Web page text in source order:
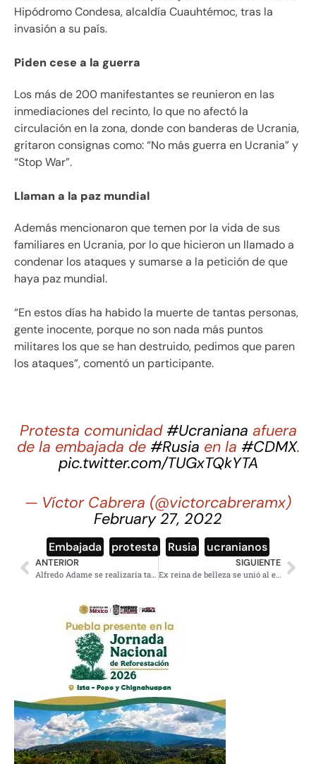
Hipódromo Condesa, alcaldía Cuauhtémoc, tras la
invasión a su país.
Piden cese a la guerra
Los más de 200 manifestantes se reunieron en las
inmediaciones del recinto, lo que no afectó la
circulación en la zona, donde con banderas de Ucrania,
gritaron consignas como: “No más guerra en Ucrania” y
“Stop War”.
Llaman a la paz mundial
Además mencionaron que temen por la vida de sus
familiares en Ucrania, por lo que hicieron un llamado a
condenar los ataques y sumarse a la petición de que
haya paz mundial.
“En estos días ha habido la muerte de tantas personas,
gente inocente, porque no son nada más puntos
militares los que se han destruido, pedimos que paren
los ataques”, comentó un participante.
Protesta comunidad#Ucraniana afuera
de la embajada de #Rusia en la #CDMX.
pic.twitter.com/TUGxTQkYTA
— Víctor Cabrera (@victorcabreramx)
February 27, 2022
Embajada protesta Rusia ucranianos
ANTERIOR SIGUIENTE
Ex reina de belleza se unió al ejército de Ucrania para luchar contra Rusia